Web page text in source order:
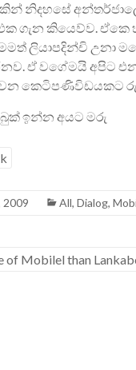
නිදහසේ
එක ගැන කියෙව්ව.
මමත් ලියාපදින්චි
ඒ වගේමයි
කෙටිපණිවිඩයක‍ට රු
ඉන්න අයට මරු
2009 All, Dialog,
of Mobilel than